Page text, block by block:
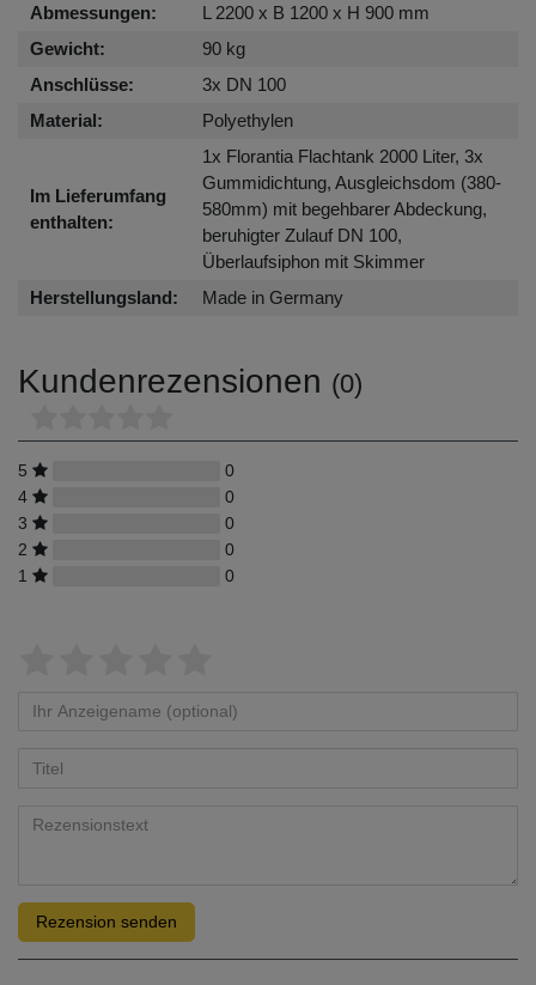
Abmessungen:
L 2200 x B 1200 x H 900 mm
Gewicht:
90 kg
Anschlüsse:
3x DN 100
Material:
Polyethylen
Im Lieferumfang
enthalten:
1x Florantia Flachtank 2000 Liter, 3x
Gummidichtung, Ausgleichsdom (380-
580mm) mit begehbarer Abdeckung,
beruhigter Zulauf DN 100,
Überlaufsiphon mit Skimmer
Herstellungsland:
Made in Germany
Kundenrezensionen (0)
5
0
4
0
3
0
2
0
1
0
Rezension senden